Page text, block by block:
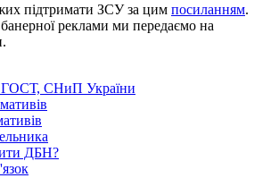
підтримати ЗСУ за цим посиланням.
реклами ми передаємо на
СНиП України
ДБН?